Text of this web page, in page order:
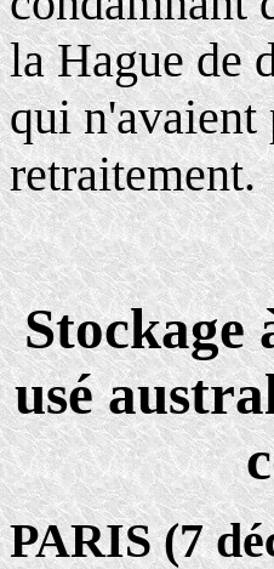
la Hague de
qui n'avaient
retraitement.
Stockage
usé
PARIS (7